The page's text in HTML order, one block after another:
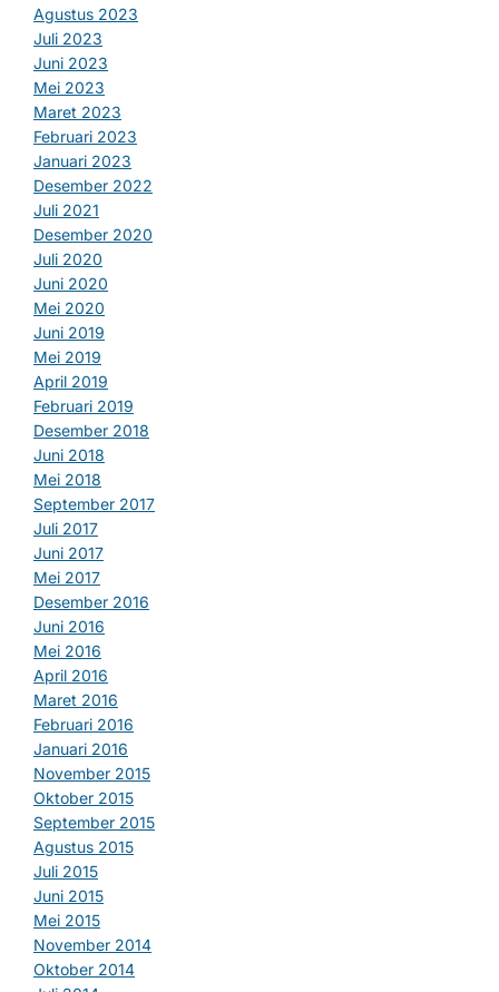
Agustus 2023
Juli 2023
Juni 2023
Mei 2023
Maret 2023
Februari 2023
Januari 2023
Desember 2022
Juli 2021
Desember 2020
Juli 2020
Juni 2020
Mei 2020
Juni 2019
Mei 2019
April 2019
Februari 2019
Desember 2018
Juni 2018
Mei 2018
September 2017
Juli 2017
Juni 2017
Mei 2017
Desember 2016
Juni 2016
Mei 2016
April 2016
Maret 2016
Februari 2016
Januari 2016
November 2015
Oktober 2015
September 2015
Agustus 2015
Juli 2015
Juni 2015
Mei 2015
November 2014
Oktober 2014